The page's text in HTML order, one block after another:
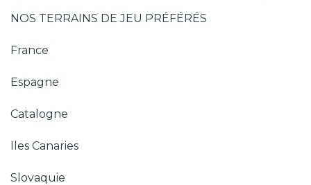
NOS TERRAINS DE JEU PRÉFÉRÉS
France
Espagne
Catalogne
Iles Canaries
Slovaquie